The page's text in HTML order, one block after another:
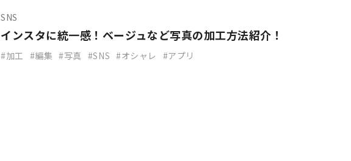
SNS
インスタに統一感！ベージュなど写真の加工方法紹介！
加工 編集 写真 SNS オシャレ アプリ